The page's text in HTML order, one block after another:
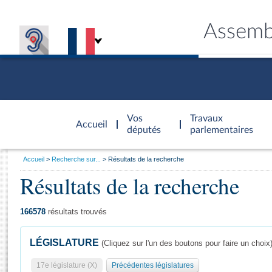
Accueil
d'accueil
Vos
députés
Travaux
parlementaires
Général
Vous
Accueil Recherche sur... Résultats de la recherche
Résultats de la recherche
166578 résultats trouvés
LÉGISLATURE (Cliquez sur l'un des boutons pour faire un choix)
17e législature (X) Précédentes législatures